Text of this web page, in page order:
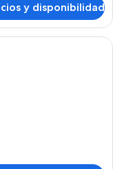
y disponibilidad
de hotel con cama,